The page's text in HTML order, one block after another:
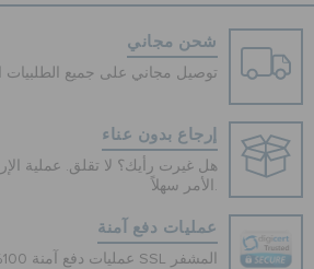
شحن مجاني
توصيل مجاني على جميع الطلبيات
إرجاع بدون عناء
هل غيرت رأيك؟ لا تقلق. عملية
الأمر سهلاً.
عمليات دفع آمنة
عمليات دفع آمنة 100% باستخدام اتصال SSL المشفر